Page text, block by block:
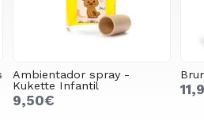
Bruma Scarlet Berries
11,90€